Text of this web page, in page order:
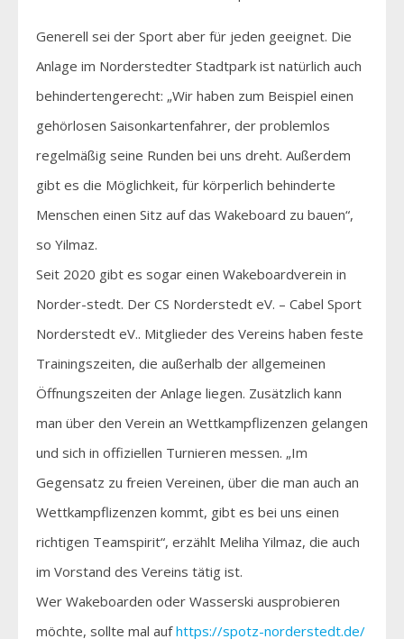
Generell sei der Sport aber für jeden geeignet. Die
Anlage im Norderstedter Stadtpark ist natürlich auch
behindertengerecht: „Wir haben zum Beispiel einen
gehörlosen Saisonkartenfahrer, der problemlos
regelmäßig seine Runden bei uns dreht. Außerdem
gibt es die Möglichkeit, für körperlich behinderte
Menschen einen Sitz auf das Wakeboard zu bauen“,
so Yilmaz.
Seit 2020 gibt es sogar einen Wakeboardverein in
Norder-stedt. Der CS Norderstedt eV. – Cabel Sport
Norderstedt eV.. Mitglieder des Vereins haben feste
Trainingszeiten, die außerhalb der allgemeinen
Öffnungszeiten der Anlage liegen. Zusätzlich kann
man über den Verein an Wettkampflizenzen gelangen
und sich in offiziellen Turnieren messen. „Im
Gegensatz zu freien Vereinen, über die man auch an
Wettkampflizenzen kommt, gibt es bei uns einen
richtigen Teamspirit“, erzählt Meliha Yilmaz, die auch
im Vorstand des Vereins tätig ist.
Wer Wakeboarden oder Wasserski ausprobieren
möchte, sollte mal aufhttps://spotz-norderstedt.de/